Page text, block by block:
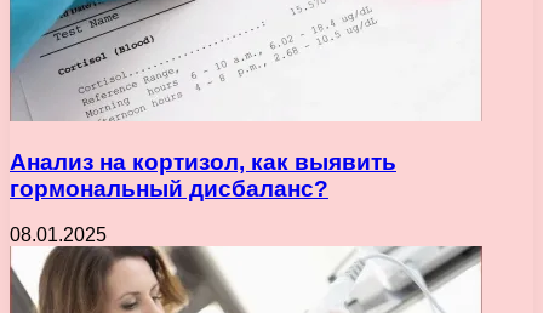
Анализ на кортизол, как выявить
гормональный дисбаланс?
08.01.2025